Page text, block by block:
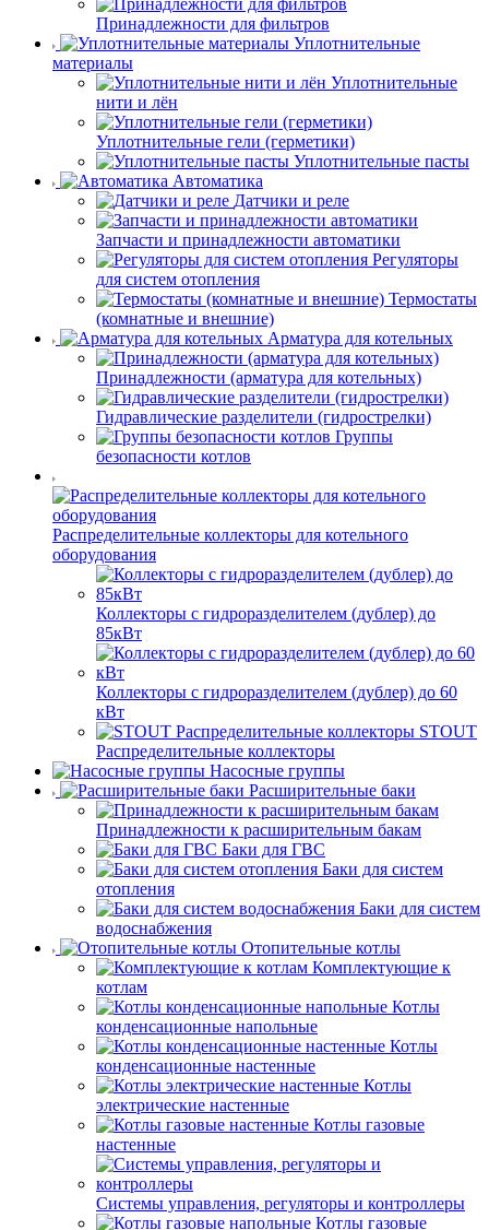
Принадлежности для фильтров
Уплотнительные
материалы
Уплотнительные
нити и лён
Уплотнительные гели (герметики)
Уплотнительные пасты
Автоматика
Датчики и реле
Запчасти и принадлежности автоматики
Регуляторы
для систем отопления
Термостаты
(комнатные и внешние)
Арматура для котельных
Принадлежности (арматура для котельных)
Гидравлические разделители (гидрострелки)
Группы
безопасности котлов
Распределительные коллекторы для котельного
оборудования
Коллекторы с гидроразделителем (дублер) до
85кВт
Коллекторы с гидроразделителем (дублер) до 60
кВт
STOUT
Распределительные коллекторы
Насосные группы
Расширительные баки
Принадлежности к расширительным бакам
Баки для ГВС
Баки для систем
отопления
Баки для систем
водоснабжения
Отопительные котлы
Комплектующие к
котлам
Котлы
конденсационные напольные
Котлы
конденсационные настенные
Котлы
электрические настенные
Котлы газовые
настенные
Системы управления, регуляторы и контроллеры
Котлы газовые